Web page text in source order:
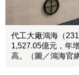
代工大廠鴻海（
1,527.05億元，年
高。（圖／鴻海官